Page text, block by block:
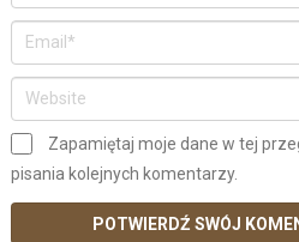
Zapamiętaj moje dane w tej
pisania kolejnych komentarzy.